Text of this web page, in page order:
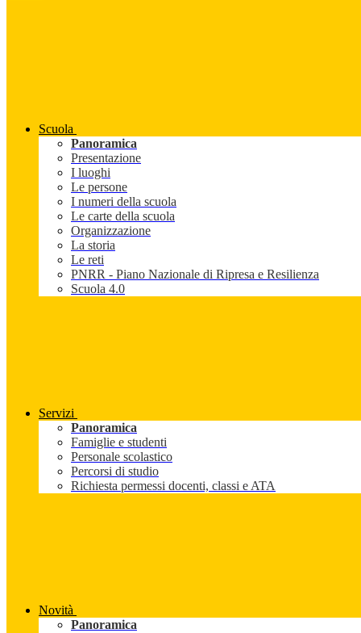
Scuola
Panoramica
Presentazione
I luoghi
Le persone
I numeri della scuola
Le carte della scuola
Organizzazione
La storia
Le reti
PNRR - Piano Nazionale di Ripresa e Resilienza
Scuola 4.0
Servizi
Panoramica
Famiglie e studenti
Personale scolastico
Percorsi di studio
Richiesta permessi docenti, classi e ATA
Novità
Panoramica